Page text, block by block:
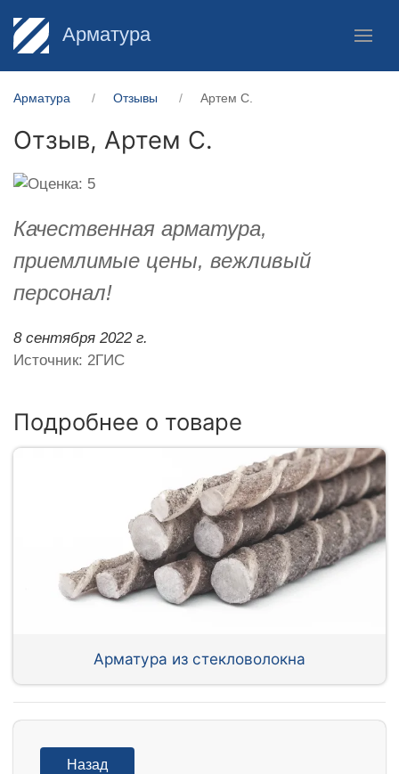
Арматура
Арматура Отзывы Артем С.
Отзыв, Артем С.
Качественная арматура,
приемлимые цены, вежливый
персонал!
8 сентября 2022 г.
Источник: 2ГИС
Подробнее о товаре
Арматура из стекловолокна
Назад